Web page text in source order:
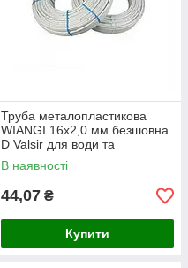
Труба металопластикова
WIANGI 16х2,0 мм безшовна
D Valsir для води та
опалення
В наявності
44,07 ₴
Купити